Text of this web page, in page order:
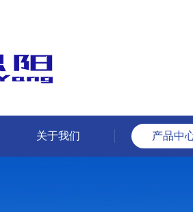
关于我们 产品中